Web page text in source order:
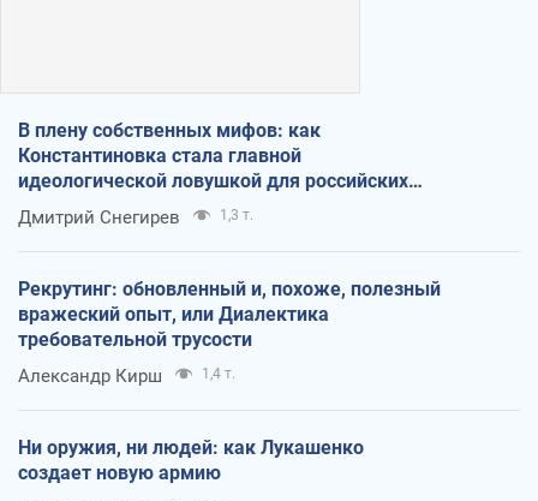
В плену собственных мифов: как
Константиновка стала главной
идеологической ловушкой для российских
оккупантов
Дмитрий Снегирев 1,3 т.
Рекрутинг: обновленный и, похоже, полезный
вражеский опыт, или Диалектика
требовательной трусости
Александр Кирш 1,4 т.
Ни оружия, ни людей: как Лукашенко
создает новую армию